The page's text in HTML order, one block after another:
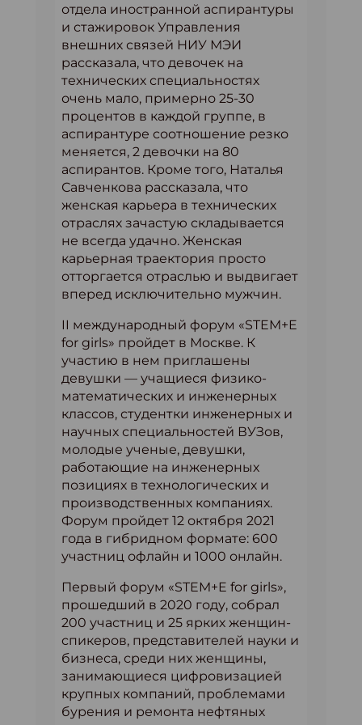
отдела иностранной аспирантуры
и стажировок Управления
внешних связей НИУ МЭИ
рассказала, что девочек на
технических специальностях
очень мало, примерно 25-30
процентов в каждой группе, в
аспирантуре соотношение резко
меняется, 2 девочки на 80
аспирантов. Кроме того, Наталья
Савченкова рассказала, что
женская карьера в технических
отраслях зачастую складывается
не всегда удачно. Женская
карьерная траектория просто
отторгается отраслью и выдвигает
вперед исключительно мужчин.
II международный форум «STEM+E
for girls» пройдет в Москве. К
участию в нем приглашены
девушки — учащиеся физико-
математических и инженерных
классов, студентки инженерных и
научных специальностей ВУЗов,
молодые ученые, девушки,
работающие на инженерных
позициях в технологических и
производственных компаниях.
Форум пройдет 12 октября 2021
года в гибридном формате: 600
участниц офлайн и 1000 онлайн.
Первый форум «STEM+E for girls»,
прошедший в 2020 году, собрал
200 участниц и 25 ярких женщин-
спикеров, представителей науки и
бизнеса, среди них женщины,
занимающиеся цифровизацией
крупных компаний, проблемами
бурения и ремонта нефтяных